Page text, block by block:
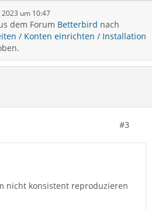
um 10:47
dem Forum Betterbird nach
/ Konten einrichten / Installation
#3
nicht konsistent reproduzieren